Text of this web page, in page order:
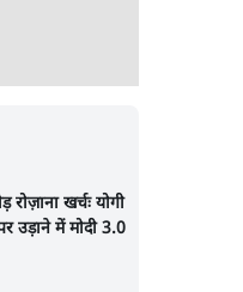
खर्चः योगी
उड़ाने में मोदी 3.0